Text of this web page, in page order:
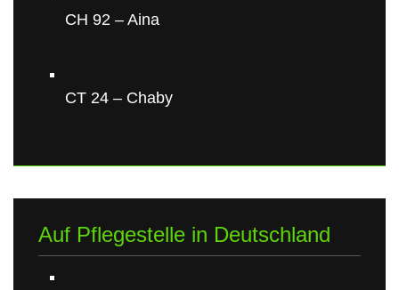
CH 92 – Aina
CT 24 – Chaby
Auf Pflegestelle in Deutschland